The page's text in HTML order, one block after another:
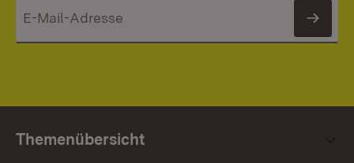
Themenübersicht